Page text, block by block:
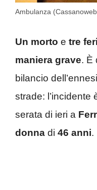
Ambulanza
Un morto e tre
maniera grave. È
bilancio
strade: l’incidente
serata di ieri a
donna di 46 anni.